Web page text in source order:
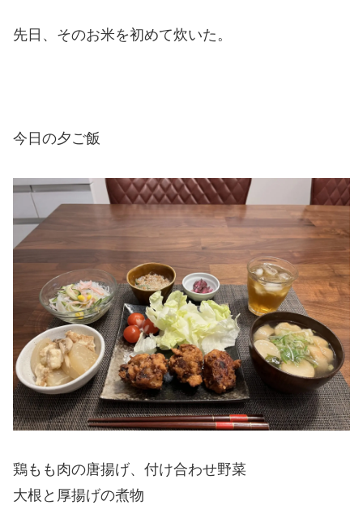
先日、そのお米を初めて炊いた。
今日の夕ご飯
鶏もも肉の唐揚げ、付け合わせ野菜
大根と厚揚げの煮物